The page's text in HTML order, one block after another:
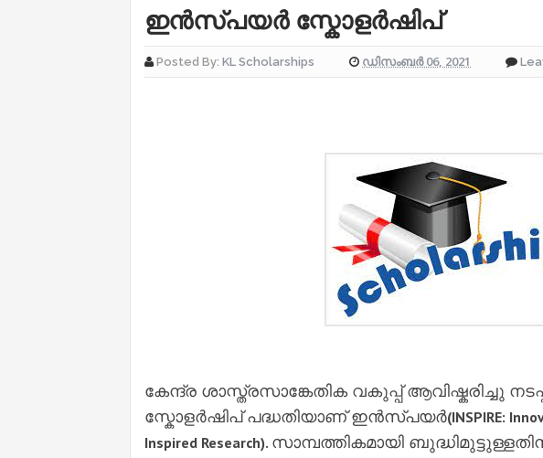
ഇൻസ്പയർ സ്കോളർഷിപ്
Posted By: KL Scholarships ഡിസംബർ 06, 2021
കേന്ദ്ര ശാസ്ത്രസാങ്കേതിക വകുപ്പ് ആവിഷ്ക‌രിച്ചു
സ്കോളർഷിപ് പദ്ധതിയാണ് ഇൻസ്പയർ(INSPIRE:
Inspired Research). സാമ്പത്തികമായി